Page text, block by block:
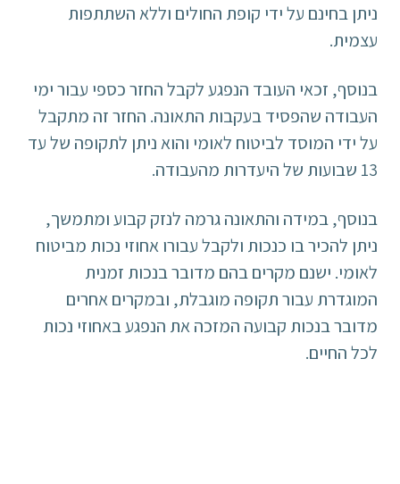
ניתן בחינם על ידי קופת החולים וללא השתתפות
עצמית.
בנוסף, זכאי העובד הנפגע לקבל החזר כספי עבור ימי
העבודה שהפסיד בעקבות התאונה. החזר זה מתקבל
על ידי המוסד לביטוח לאומי והוא ניתן לתקופה של עד
13 שבועות של היעדרות מהעבודה.
בנוסף, במידה והתאונה גרמה לנזק קבוע ומתמשך,
ניתן להכיר בו כנכות ולקבל עבורו אחוזי נכות מביטוח
לאומי. ישנם מקרים בהם מדובר בנכות זמנית
המוגדרת עבור תקופה מוגבלת, ובמקרים אחרים
מדובר בנכות קבועה המזכה את הנפגע באחוזי נכות
לכל החיים.